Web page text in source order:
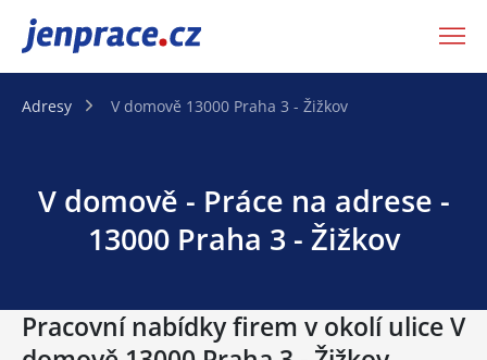
JenPráce.cz
Adresy V domově 13000 Praha 3 - Žižkov
V domově - Práce na adrese -
13000 Praha 3 - Žižkov
Pracovní nabídky firem v okolí ulice V